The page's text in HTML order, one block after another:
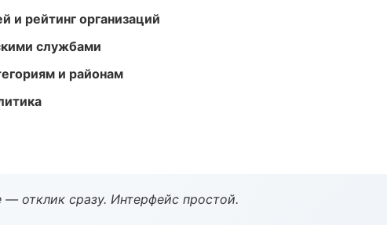
и рейтинг организаций
службами
и районам
— отклик сразу. Интерфейс простой.